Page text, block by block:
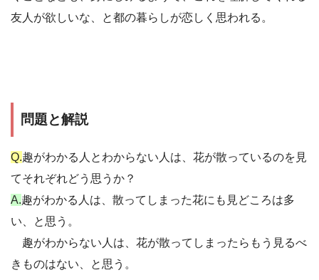
友人が欲しいな、と都の暮らしが恋しく思われる。
問題と解説
Q.趣がわかる人とわからない人は、花が散っているのを見
てそれぞれどう思うか？
A.趣がわかる人は、散ってしまった花にも見どころは多
い、と思う。
趣がわからない人は、花が散ってしまったらもう見るべ
きものはない、と思う。